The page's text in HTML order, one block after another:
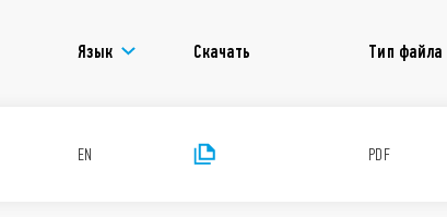
Установка на поверхности стены или с помощью
1Y.GU.005.1 для дистанционного управления термостатом Bliss2
Язык Скачать Тип файла
EN PDF